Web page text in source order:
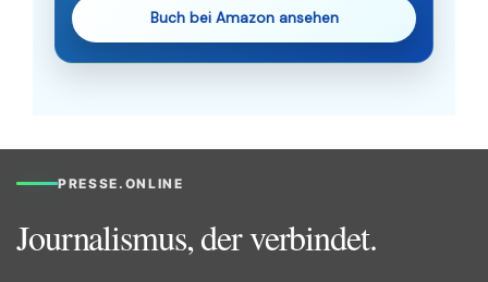
Buch bei Amazon ansehen
PRESSE.ONLINE
Journalismus, der verbindet.